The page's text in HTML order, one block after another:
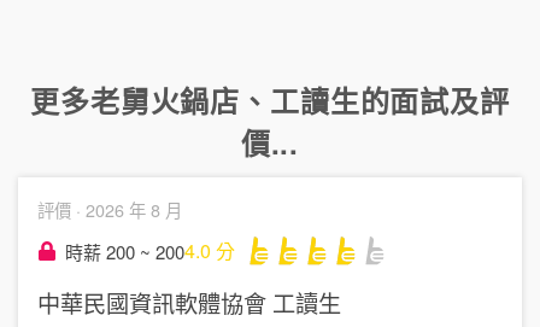
更多老舅火鍋店 、 工讀生的面試及評
價...
評價 · 2026 年 8 月
時薪 200 ~ 2004.0 分
中華民國資訊軟體協會 工讀生